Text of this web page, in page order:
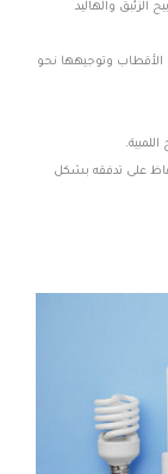
والهاليد
الأقطاب وتوجيهها نحو
على تدفقه بشكل